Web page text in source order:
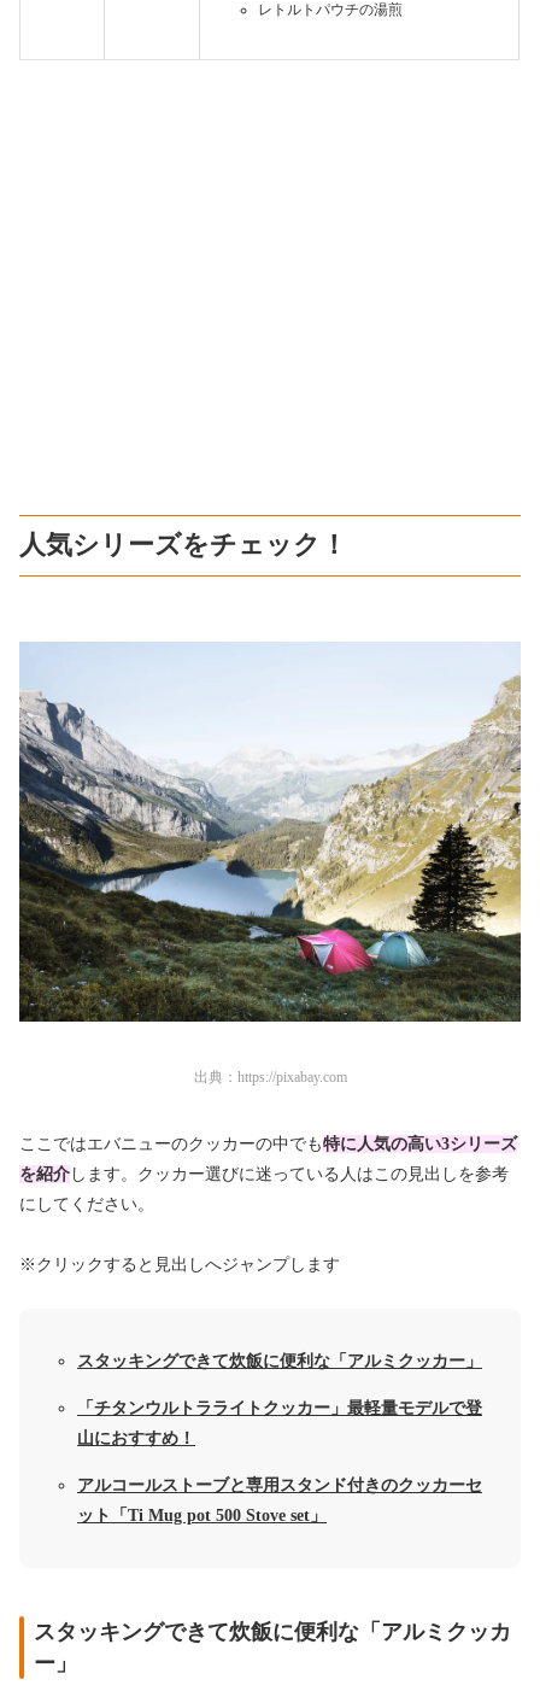
レトルトパウチの湯煎
人気シリーズをチェック！
出典： https://pixabay.com
ここではエバニューのクッカーの中でも特に人気の高い3シリーズ
を紹介 します。クッカー選びに迷っている人はこの見出しを参考
にしてください。
※クリックすると見出しへジャンプします
スタッキングできて炊飯に便利な「アルミクッカー」
「チタンウルトラライトクッカー」最軽量モデルで登
山におすすめ！
アルコールストーブと専用スタンド付きのクッカーセ
ット「Ti Mug pot 500 Stove set」
スタッキングできて炊飯に便利な「アルミクッカ
ー」